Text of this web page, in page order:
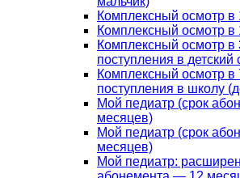
Комплексный осмотр в
Комплексный осмотр в
Комплексный осмотр в
поступления в детский
Комплексный осмотр в
поступления в школу
Мой педиатр (срок
месяцев)
Мой педиатр (срок
месяцев)
Мой педиатр: